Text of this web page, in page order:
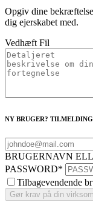
Opgiv dine
dig ejerskabet med.
Vedhæft Fil
NY BRUGER?
BRUGERNAVN
PASSWORD*
Tilbagevendende